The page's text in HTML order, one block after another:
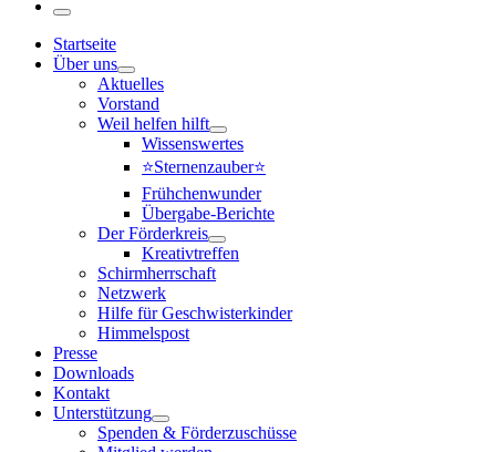
Menü
Startseite
Über uns
Aktuelles
Vorstand
Weil helfen hilft
Wissenswertes
⭐Sternenzauber⭐
Frühchenwunder
Übergabe-Berichte
Der Förderkreis
Kreativtreffen
Schirmherrschaft
Netzwerk
Hilfe für Geschwisterkinder
Himmelspost
Presse
Downloads
Kontakt
Unterstützung
Spenden & Förderzuschüsse